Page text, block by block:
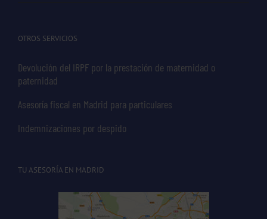
OTROS SERVICIOS
Devolución del IRPF por la prestación de maternidad o
paternidad
Asesoría fiscal en Madrid para particulares
Indemnizaciones por despido
TU ASESORÍA EN MADRID